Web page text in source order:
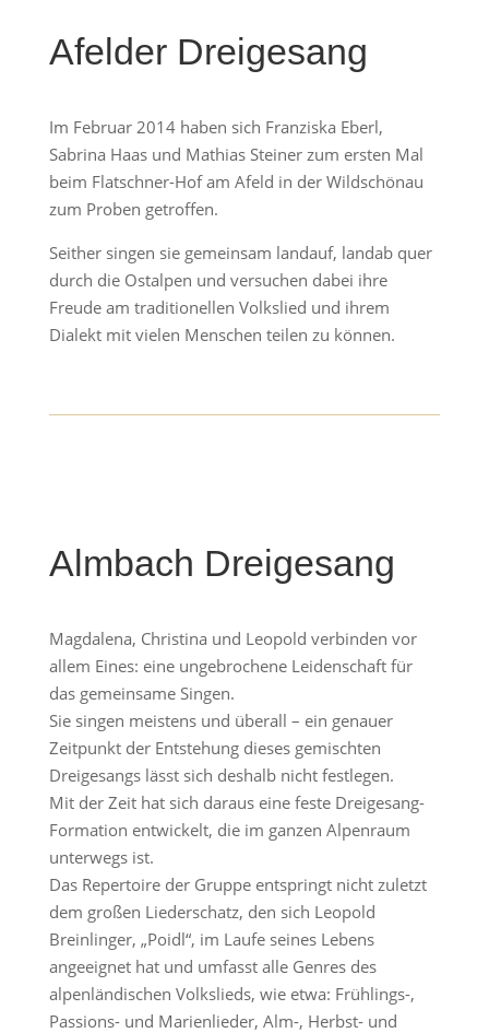
Afelder Dreigesang
Im Februar 2014 haben sich Franziska Eberl,
Sabrina Haas und Mathias Steiner zum ersten Mal
beim Flatschner-Hof am Afeld in der Wildschönau
zum Proben getroffen.
Seither singen sie gemeinsam landauf, landab quer
durch die Ostalpen und versuchen dabei ihre
Freude am traditionellen Volkslied und ihrem
Dialekt mit vielen Menschen teilen zu können.
Almbach Dreigesang
Magdalena, Christina und Leopold verbinden vor
allem Eines: eine ungebrochene Leidenschaft für
das gemeinsame Singen.
Sie singen meistens und überall – ein genauer
Zeitpunkt der Entstehung dieses gemischten
Dreigesangs lässt sich deshalb nicht festlegen.
Mit der Zeit hat sich daraus eine feste Dreigesang-
Formation entwickelt, die im ganzen Alpenraum
unterwegs ist.
Das Repertoire der Gruppe entspringt nicht zuletzt
dem großen Liederschatz, den sich Leopold
Breinlinger, „Poidl“, im Laufe seines Lebens
angeeignet hat und umfasst alle Genres des
alpenländischen Volkslieds, wie etwa: Frühlings-,
Passions- und Marienlieder, Alm-, Herbst- und